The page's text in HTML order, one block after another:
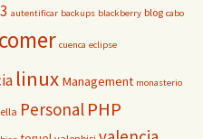
autentificar backups blackberry blog cabo
comer cuenca eclipse
linux Management monasterio
Personal PHP